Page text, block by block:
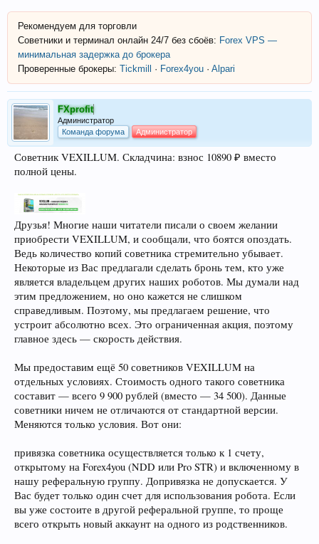
Рекомендуем для торговли
Советники и терминал онлайн 24/7 без сбоёв: Forex VPS —
минимальная задержка до брокера
Проверенные брокеры: Tickmill · Forex4you · Alpari
FXprofit
Администратор
Команда форума
Администратор
Советник VEXILLUM. Складчина: взнос 10890 ₽ вместо
полной цены.
Друзья! Многие наши читатели писали о своем желании
приобрести VEXILLUM, и сообщали, что боятся опоздать.
Ведь количество копий советника стремительно убывает.
Некоторые из Вас предлагали сделать бронь тем, кто уже
является владельцем других наших роботов. Мы думали над
этим предложением, но оно кажется не слишком
справедливым. Поэтому, мы предлагаем решение, что
устроит абсолютно всех. Это ограниченная акция, поэтому
главное здесь — скорость действия.
Мы предоставим ещё 50 советников VEXILLUM на
отдельных условиях. Стоимость одного такого советника
составит — всего 9 900 рублей (вместо — 34 500). Данные
советники ничем не отличаются от стандартной версии.
Меняются только условия. Вот они:
привязка советника осуществляется только к 1 счету,
открытому на Forex4you (NDD или Pro STR) и включенному в
нашу реферальную группу. Допривязка не допускается. У
Вас будет только один счет для использования робота. Если
вы уже состоите в другой реферальной группе, то проще
всего открыть новый аккаунт на одного из родственников.